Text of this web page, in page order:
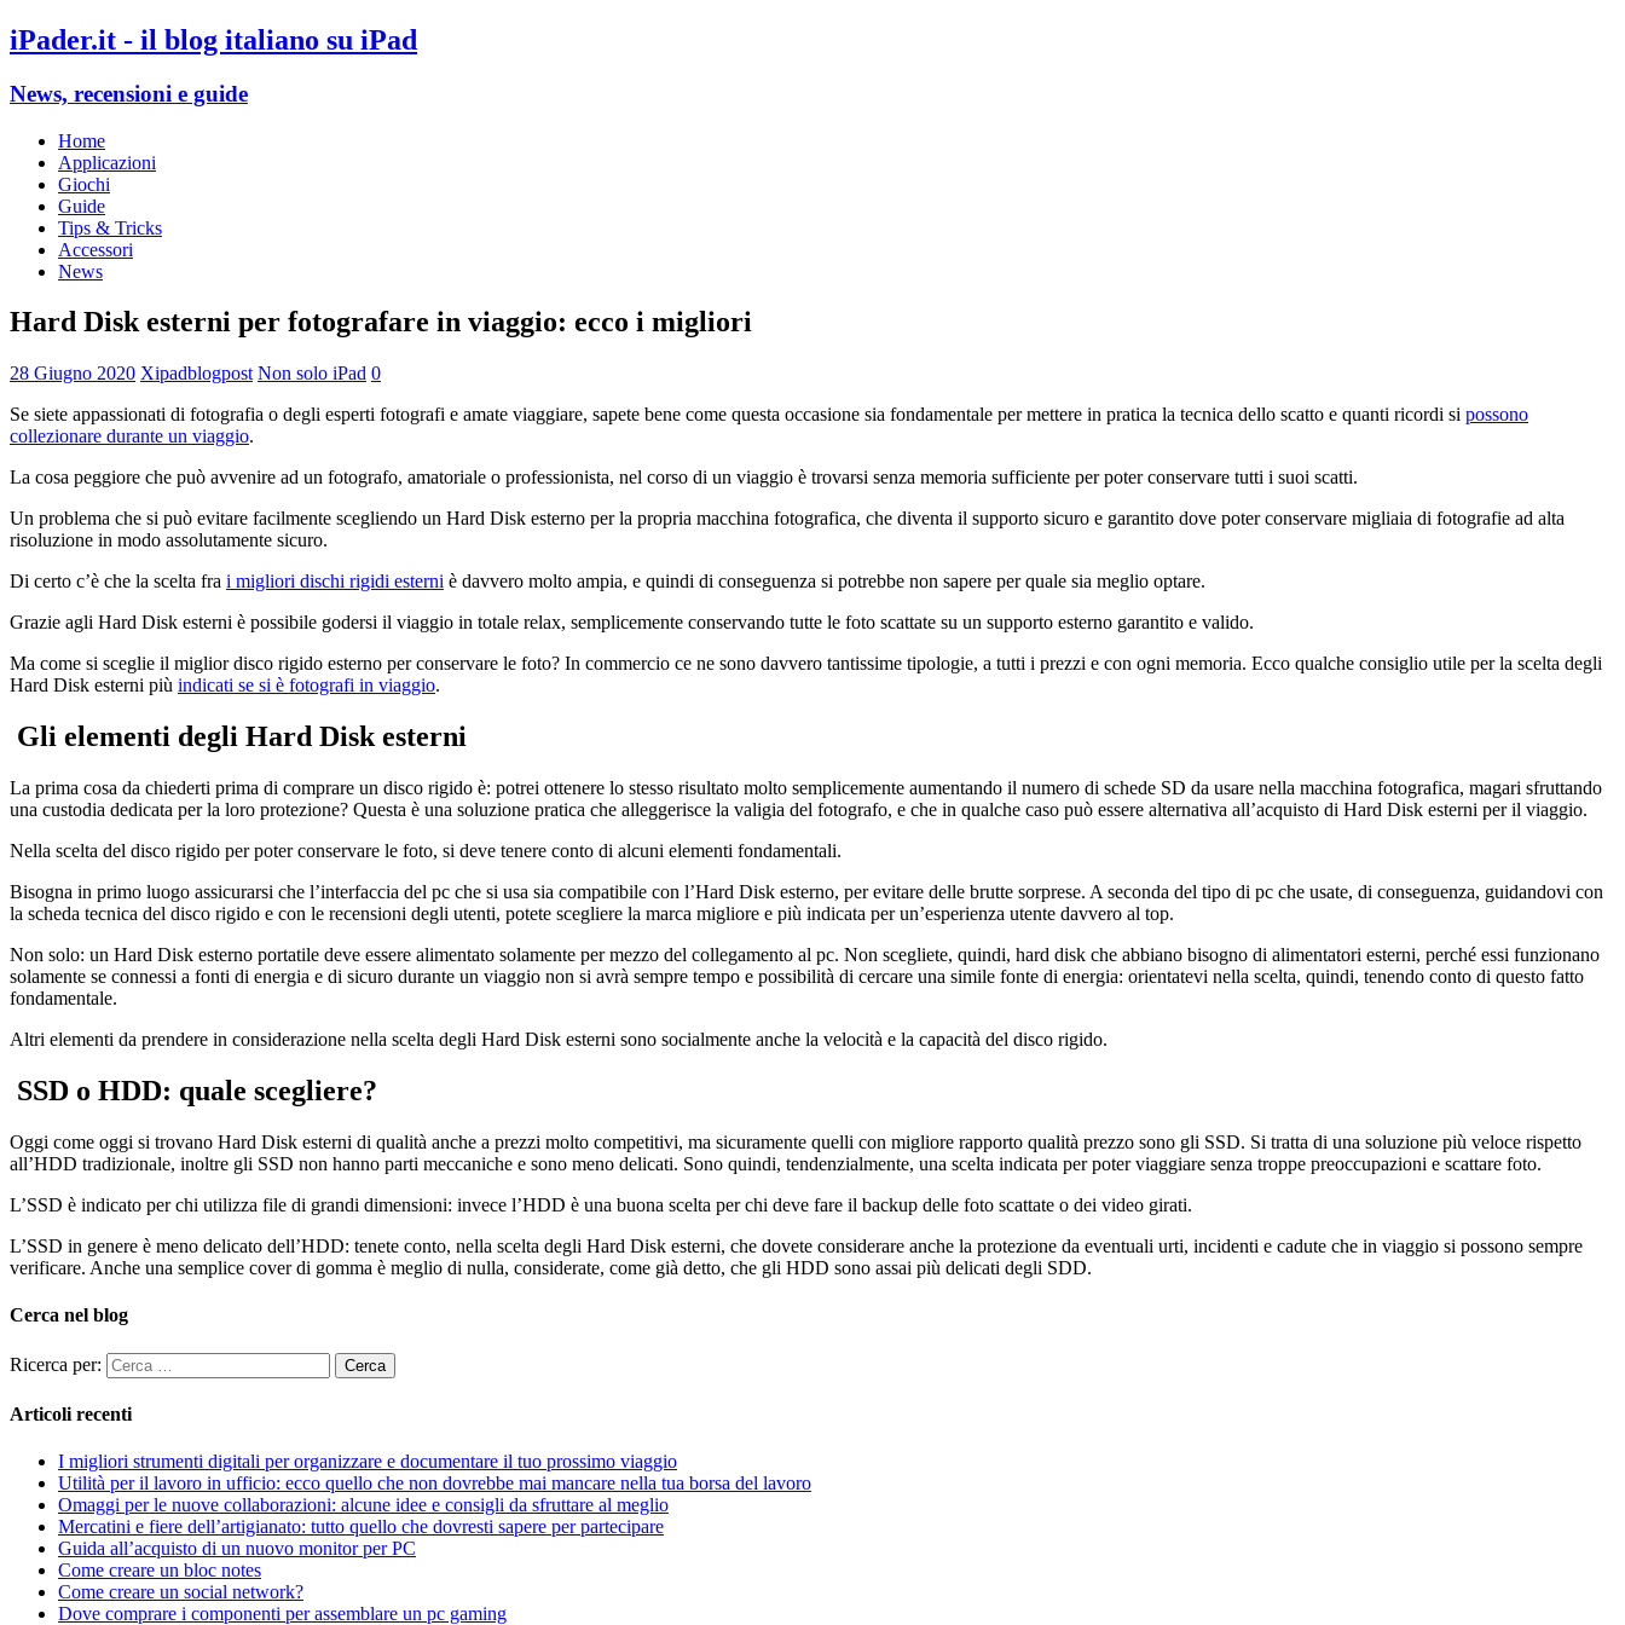
iPader.it - il blog italiano su iPad
News, recensioni e guide
Home
Applicazioni
Giochi
Guide
Tips & Tricks
Accessori
News
Hard Disk esterni per fotografare in viaggio: ecco i migliori
28 Giugno 2020 Xipadblogpost Non solo iPad 0
Se siete appassionati di fotografia o degli esperti fotografi e amate viaggiare, sapete bene come questa occasione sia fondamentale per mettere in pratica la tecnica dello scatto e quanti ricordi si possono
collezionare durante un viaggio.
La cosa peggiore che può avvenire ad un fotografo, amatoriale o professionista, nel corso di un viaggio è trovarsi senza memoria sufficiente per poter conservare tutti i suoi scatti.
Un problema che si può evitare facilmente scegliendo un Hard Disk esterno per la propria macchina fotografica, che diventa il supporto sicuro e garantito dove poter conservare migliaia di fotografie ad alta
risoluzione in modo assolutamente sicuro.
Di certo c’è che la scelta fra i migliori dischi rigidi esterni è davvero molto ampia, e quindi di conseguenza si potrebbe non sapere per quale sia meglio optare.
Grazie agli Hard Disk esterni è possibile godersi il viaggio in totale relax, semplicemente conservando tutte le foto scattate su un supporto esterno garantito e valido.
Ma come si sceglie il miglior disco rigido esterno per conservare le foto? In commercio ce ne sono davvero tantissime tipologie, a tutti i prezzi e con ogni memoria. Ecco qualche consiglio utile per la scelta degli
Hard Disk esterni più indicati se si è fotografi in viaggio.
Gli elementi degli Hard Disk esterni
La prima cosa da chiederti prima di comprare un disco rigido è: potrei ottenere lo stesso risultato molto semplicemente aumentando il numero di schede SD da usare nella macchina fotografica, magari sfruttando
una custodia dedicata per la loro protezione? Questa è una soluzione pratica che alleggerisce la valigia del fotografo, e che in qualche caso può essere alternativa all’acquisto di Hard Disk esterni per il viaggio.
Nella scelta del disco rigido per poter conservare le foto, si deve tenere conto di alcuni elementi fondamentali.
Bisogna in primo luogo assicurarsi che l’interfaccia del pc che si usa sia compatibile con l’Hard Disk esterno, per evitare delle brutte sorprese. A seconda del tipo di pc che usate, di conseguenza, guidandovi con
la scheda tecnica del disco rigido e con le recensioni degli utenti, potete scegliere la marca migliore e più indicata per un’esperienza utente davvero al top.
Non solo: un Hard Disk esterno portatile deve essere alimentato solamente per mezzo del collegamento al pc. Non scegliete, quindi, hard disk che abbiano bisogno di alimentatori esterni, perché essi funzionano
solamente se connessi a fonti di energia e di sicuro durante un viaggio non si avrà sempre tempo e possibilità di cercare una simile fonte di energia: orientatevi nella scelta, quindi, tenendo conto di questo fatto
fondamentale.
Altri elementi da prendere in considerazione nella scelta degli Hard Disk esterni sono socialmente anche la velocità e la capacità del disco rigido.
SSD o HDD: quale scegliere?
Oggi come oggi si trovano Hard Disk esterni di qualità anche a prezzi molto competitivi, ma sicuramente quelli con migliore rapporto qualità prezzo sono gli SSD. Si tratta di una soluzione più veloce rispetto
all’HDD tradizionale, inoltre gli SSD non hanno parti meccaniche e sono meno delicati. Sono quindi, tendenzialmente, una scelta indicata per poter viaggiare senza troppe preoccupazioni e scattare foto.
L’SSD è indicato per chi utilizza file di grandi dimensioni: invece l’HDD è una buona scelta per chi deve fare il backup delle foto scattate o dei video girati.
L’SSD in genere è meno delicato dell’HDD: tenete conto, nella scelta degli Hard Disk esterni, che dovete considerare anche la protezione da eventuali urti, incidenti e cadute che in viaggio si possono sempre
verificare. Anche una semplice cover di gomma è meglio di nulla, considerate, come già detto, che gli HDD sono assai più delicati degli SDD.
Cerca nel blog
Ricerca per:
Articoli recenti
I migliori strumenti digitali per organizzare e documentare il tuo prossimo viaggio
Utilità per il lavoro in ufficio: ecco quello che non dovrebbe mai mancare nella tua borsa del lavoro
Omaggi per le nuove collaborazioni: alcune idee e consigli da sfruttare al meglio
Mercatini e fiere dell’artigianato: tutto quello che dovresti sapere per partecipare
Guida all’acquisto di un nuovo monitor per PC
Come creare un bloc notes
Come creare un social network?
Dove comprare i componenti per assemblare un pc gaming